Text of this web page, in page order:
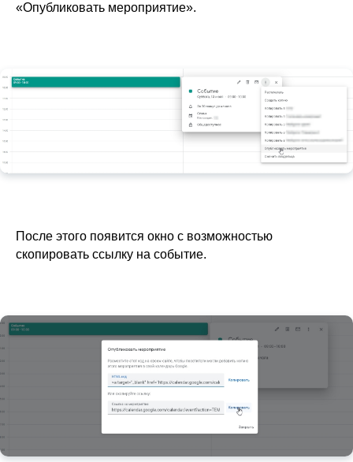
«Опубликовать мероприятие».
После этого появится окно с возможностью
скопировать ссылку на событие.